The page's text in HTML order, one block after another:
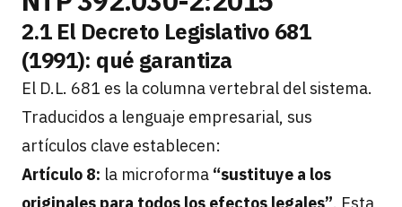
2.1 El Decreto Legislativo 681
(1991): qué garantiza
El D.L. 681 es la columna vertebral del sistema.
Traducidos a lenguaje empresarial, sus
artículos clave establecen:
Artículo 8: la microforma “sustituye a los